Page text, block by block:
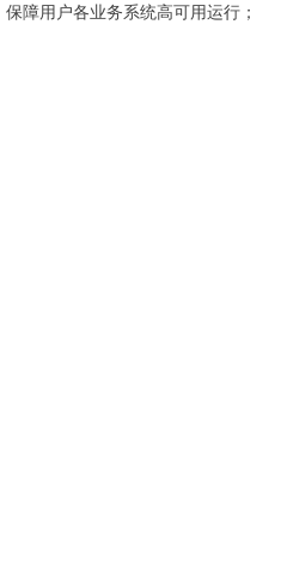
障用户各业务系统高可用运行；